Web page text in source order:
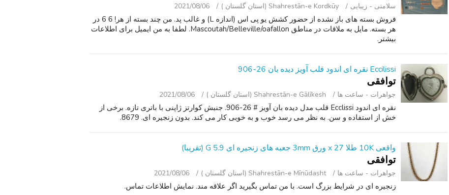
سلامتی - زیبایی Shahrestān-e Kordkūy (استان گلستان ) 2021/08/06
فروش بسته های باز نشده از حضور کشش یو پی اس (اندازه L) و غالب پد. من چند بسته از هر! 6 6 در
هر بسته. مایل به ملاقات در مناطق Mascoutah/Belleville/oafallon. لطفا به من ایمیل برای اطلاعات
بیشتر.
Eccilissi نقره ای اندود قلب آویز دیده بان 26-906
توافقی
جواهرات - ساعت ‌ها Shahrestān-e Gālīkesh (استان گلستان ) 2021/08/06
نقره ای اندود Ecclissi قلب مدل دیده بان آویز # 26-906. جنبش کوارتز ژاپنی با باتری تازه. برخی از
خش از استفاده و سن. به نظر می رسد خوب و به خوبی کار می کند. بدون زنجیره ای. 8679.
واقعی 10K طلا 27 x ورق 3mm جعبه های زنجیره ای 5.9 G (تقریبا)
توافقی
جواهرات - ساعت ‌ها Shahrestān-e Mīnūdasht (استان گلستان ) 2021/08/06
زنجیره ای در شرایط بزرگ است. با من تماس بگیرید اگر علاقه مند. نمایش اطلاعات تماس.